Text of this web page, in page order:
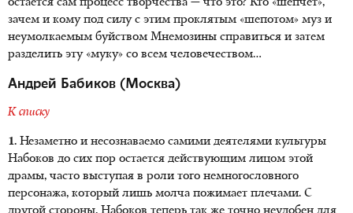
остается сам процесс творчества — что это? Кто «шепчет»,
зачем и кому под силу с этим проклятым «шепотом» муз и
неумолкаемым буйством Мнемозины справиться и затем
разделить эту «муку» со всем человечеством…
Андрей Бабиков (Москва)
К списку
1. Незаметно и несознаваемо самими деятелями культуры
Набоков до сих пор остается действующим лицом этой
драмы, часто выступая в роли того немногословного
персонажа, который лишь молча пожимает плечами. С